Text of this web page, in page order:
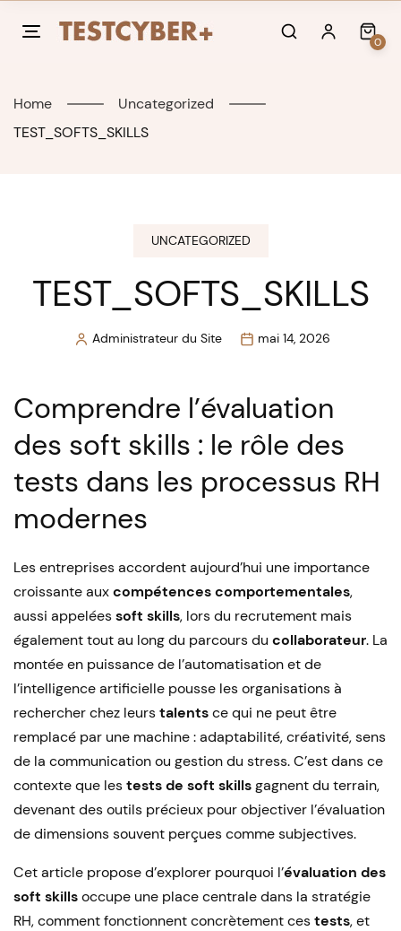
0
Home
Uncategorized
TEST_SOFTS_SKILLS
UNCATEGORIZED
TEST_SOFTS_SKILLS
PostedAdministrateur du Site mai 14, 2026
Comprendre l’évaluation
des soft skills : le rôle des
tests dans les processus RH
modernes
Les entreprises accordent aujourd’hui une importance
croissante auxcompétences comportementales,
aussi appeléessoft skills, lors du recrutement mais
également tout au long du parcours du collaborateur. La
montée en puissance de l’automatisation et de
l’intelligence artificielle pousse les organisations à
rechercher chez leurstalentsce qui ne peut être
remplacé par une machine : adaptabilité, créativité, sens
de la communication ou gestion du stress. C’est dans ce
contexte que lestests de soft skillsgagnent du terrain,
devenant des outils précieux pour objectiver l’évaluation
de dimensions souvent perçues comme subjectives.
Cet article propose d’explorer pourquoi l’évaluation des
soft skillsoccupe une place centrale dans la stratégie
RH, comment fonctionnent concrètement cestests, et